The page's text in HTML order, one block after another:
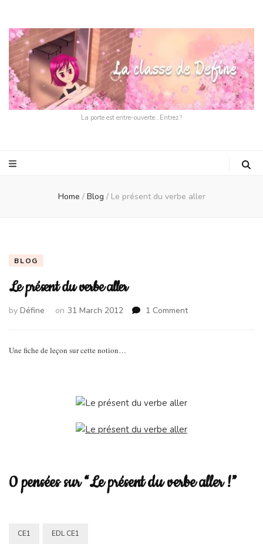
La porte est entre-ouverte…Entrez !
Home / Blog / Le présent du verbe aller
BLOG
Le présent du verbe aller
by Défine on 31 March 2012 1 Commenton
Une fiche de leçon sur cette notion…
0 pensées sur “Le présent du verbe aller !”
CE1 EDL CE1